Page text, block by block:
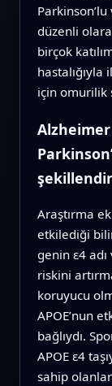
düzenli
birçok
için omurilik
Araştırma
etkilediği
genin ε4
riskini
koruyucu
APOE’nun
bağlıydı.
APOE ε4
sahip